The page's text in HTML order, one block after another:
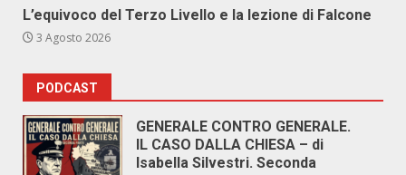
L’equivoco del Terzo Livello e la lezione di Falcone
3 Agosto 2026
PODCAST
GENERALE CONTRO GENERALE.
IL CASO DALLA CHIESA – di
Isabella Silvestri. Seconda